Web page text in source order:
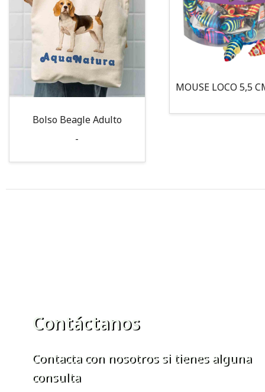
Bolso Beagle Adulto
-
Contáctanos
Contacta con nosotros si tienes alguna
consulta